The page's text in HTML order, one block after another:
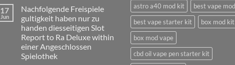
17
Jun
Nachfolgende Freispiele
gultigkeit haben nur zu
handen diesseitigen Slot
Report to Ra Deluxe within
einer Angeschlossen
Spielothek
astro a40 mod kit
best vape mod
best vape starter kit
box mod kit
box mod vape
cbd oil vape pen starter kit